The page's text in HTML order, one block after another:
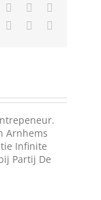
LinkedInWhatsApp
Xing
Arnhems
Infinite
Partij De